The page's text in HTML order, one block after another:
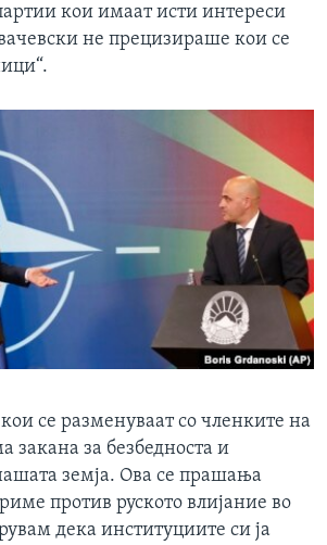
кои имаат исти интереси
не прецизираше кои се
се разменуваат со членките на
закана за безбедноста и
земја. Ова се прашања
против руското влијание во
дека институциите си ја